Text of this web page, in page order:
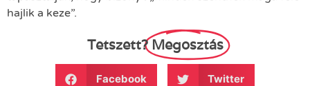
hajlik a keze”.
Tetszett?Megosztás
Facebook Twitter